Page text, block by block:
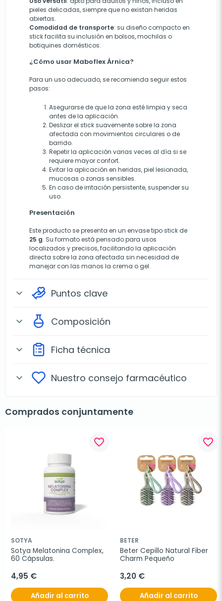
pieles delicadas, siempre que no existan heridas
abiertas.
Comodidad de transporte: su diseño compacto en
stick facilita su inclusión en bolsos, mochilas o
botiquines domésticos.
¿Cómo usar Maboflex Árnica?
Para un uso adecuado, se recomienda seguir estos
pasos:
Asegurarse de que la zona esté limpia y seca
antes de la aplicación.
Deslizar el stick suavemente sobre la zona
afectada con movimientos circulares o de
barrido.
Repetir la aplicación varias veces al día si se
requiere mayor confort.
Evitar la aplicación en heridas, piel lesionada,
mucosas o zonas sensibles.
En caso de irritación persistente, suspender su
uso.
Presentación
Este producto se presenta en un envase tipo stick de
25 g. Su formato está pensado para usos
localizados y precisos, facilitando la aplicación
directa sobre la zona afectada sin necesidad de
manejar con las manos la crema o gel.
expand_more Puntos clave
expand_more Composición
expand_more Ficha técnica
expand_more Nuestro consejo farmacéutico
Comprados conjuntamente
favorite_border
SOTYA
Sotya Melatonina Complex,
60 Cápsulas.
4,95 €
Añadir al carrito
favorite_border
BETER
Beter Cepillo Natural Fiber
Charm Pequeño
3,20 €
Añadir al carrito